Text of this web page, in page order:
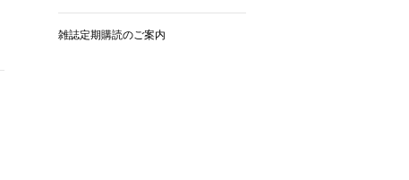
雑誌定期購読のご案内